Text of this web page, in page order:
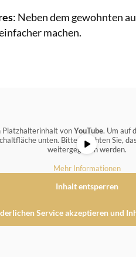
: Neben dem gewohnten
machen.
Platzhalterinhalt vonYouTube. Um auf
unten. Bitte beachten Sie,
weitergegeben werden.
Mehr Informationen
Inhalt entsperren
Service akzeptieren und